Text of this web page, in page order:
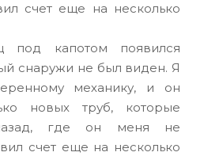
счет еще на несколько
под капотом появился
снаружи не был виден. Я
механику, и он
новых труб, которые
где он меня не
счет еще на несколько